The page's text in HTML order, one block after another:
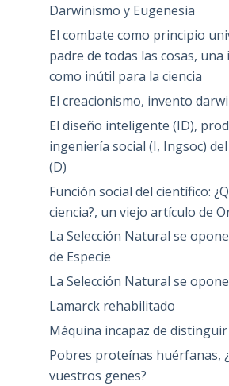
Darwinismo y Eugenesia
El combate como principio
padre de todas las cosas, una
como inútil para la ciencia
El creacionismo, invento
El diseño inteligente (ID),
ingeniería social (I, Ingsoc)
(D)
Función social del científico:
ciencia?, un viejo artículo de
La Selección Natural se
de Especie
La Selección Natural se
Lamarck rehabilitado
Máquina incapaz de distinguir
Pobres proteínas huérfanas,
vuestros genes?